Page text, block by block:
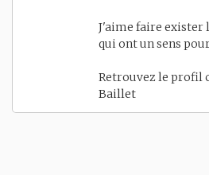
J'aime faire exister
qui ont un sens
Retrouvez le profil
Baillet